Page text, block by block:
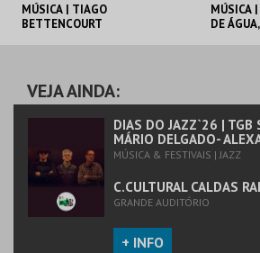
MÚSICA | TIAGO
BETTENCOURT
RAINHA
COMPRAR
MÚSICA
DE ÁGUA,
VEJA AINDA:
DIAS DO JAZZ`26 | TGB
MÁRIO DELGADO-
MÚSICA & FESTIVAIS | JAZZ
C.CULTURAL CALDAS
GRANDE AUDITÓRIO
+ INFO